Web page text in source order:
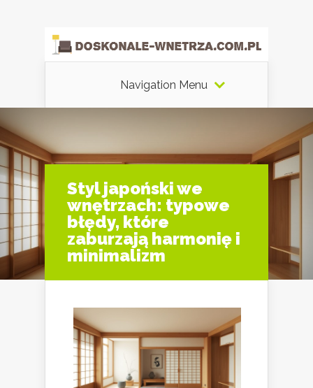
Navigation Menu
Styl japoński we
wnętrzach: typowe
błędy, które
zaburzają harmonię i
minimalizm